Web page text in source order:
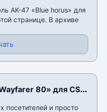
AK-47 «Blue horus» для
странице. В архиве
80» для CSS
посетителей и просто